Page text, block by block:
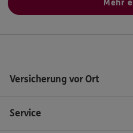
Mehr
Versicherung vor Ort
Service